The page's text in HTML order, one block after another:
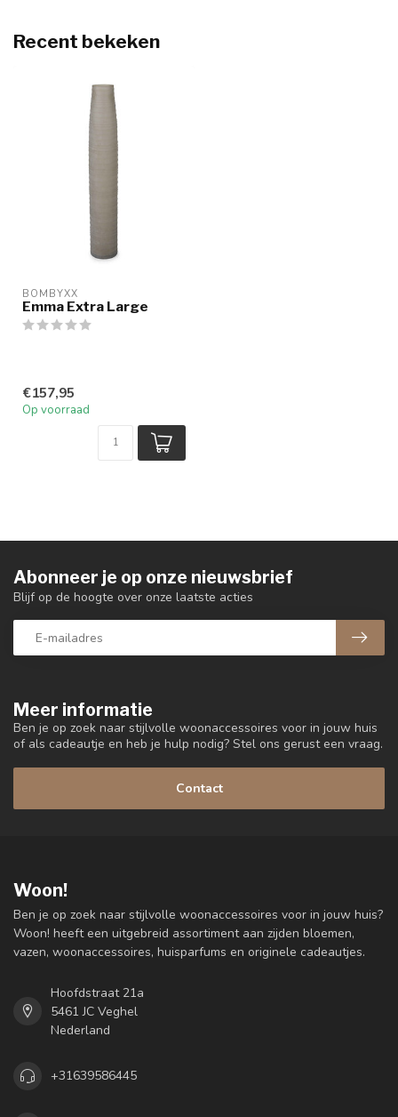
Recent bekeken
BOMBYXX
Emma Extra Large
€157,95
Op voorraad
Meer informatie
Ben je op zoek naar stijlvolle woonaccessoires voor in jouw huis
of als cadeautje en heb je hulp nodig? Stel ons gerust een vraag.
Contact
Abonneer je op onze nieuwsbrief
Blijf op de hoogte over onze laatste acties
Woon!
Ben je op zoek naar stijlvolle woonaccessoires voor in jouw huis?
Woon! heeft een uitgebreid assortiment aan zijden bloemen,
vazen, woonaccessoires, huisparfums en originele cadeautjes.
Hoofdstraat 21a
5461 JC Veghel
Nederland
+31639586445